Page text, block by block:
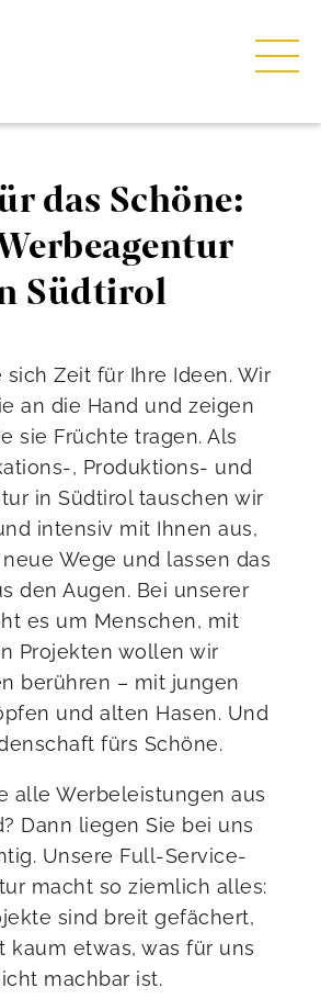
das Schöne:
Südtirol
sich Zeit für Ihre Ideen. Wir
an die Hand und zeigen
sie Früchte tragen. Als
, Produktions- und
in Südtirol tauschen wir
intensiv mit Ihnen aus,
Wege und lassen das
den Augen. Bei unserer
es um Menschen, mit
Projekten wollen wir
berühren – mit jungen
und alten Hasen. Und
fürs Schöne.
alle Werbeleistungen aus
Dann liegen Sie bei uns
Unsere Full-Service-
macht so ziemlich alles:
sind breit gefächert,
kaum etwas, was für uns
machbar ist.